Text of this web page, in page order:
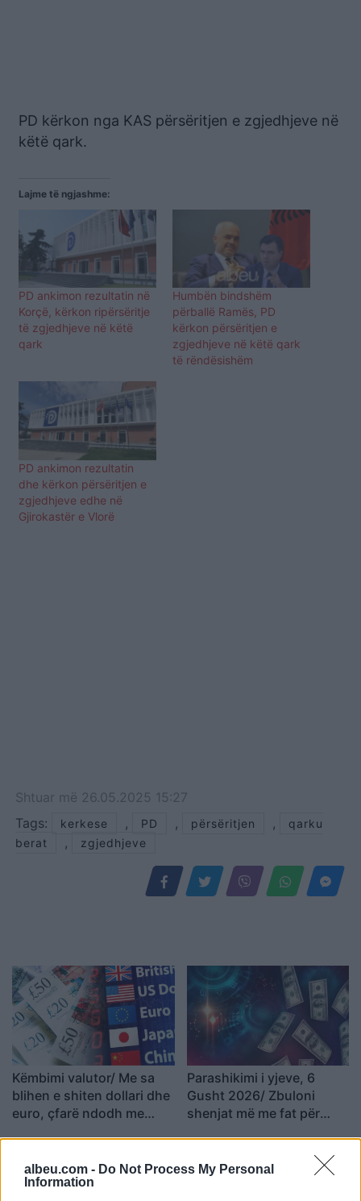
albeu.com - Do Not Process My Personal
Information
PD kërkon nga KAS përsëritjen e zgjedhjeve në
këtë qark.
Lajme të ngjashme:
PD ankimon rezultatin në
Korçë, kërkon ripërsëritje
të zgjedhjeve në këtë
qark
Humbën bindshëm
përballë Ramës, PD
kërkon përsëritjen e
zgjedhjeve në këtë qark
të rëndësishëm
PD ankimon rezultatin
dhe kërkon përsëritjen e
zgjedhjeve edhe në
Gjirokastër e Vlorë
Shtuar më 26.05.2025 15:27
Tags:
kerkese , PD , përsëritjen ,
qarku
berat
, zgjedhjeve
Këmbimi valutor/ Me sa
blihen e shiten dollari dhe
euro, çfarë ndodh me
Parashikimi i yjeve, 6
Gusht 2026/ Zbuloni
shenjat më me fat për